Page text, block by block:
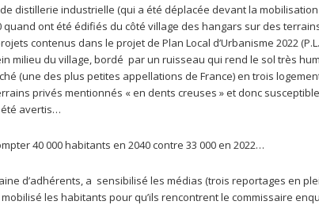
distillerie industrielle (qui a été déplacée devant la
ont été édifiés du côté village des hangars sur des
contenus dans le projet de Plan Local d’Urbanisme 2022
milieu du village, bordé par un ruisseau qui rend le sol très
(une des plus petites appellations de France) en trois
privés mentionnés « en dents creuses » et donc
été avertis…
40 000 habitants en 2040 contre 33 000 en 2022…
d’adhérents, a sensibilisé les médias (trois reportages en
les habitants pour qu’ils rencontrent le commissaire